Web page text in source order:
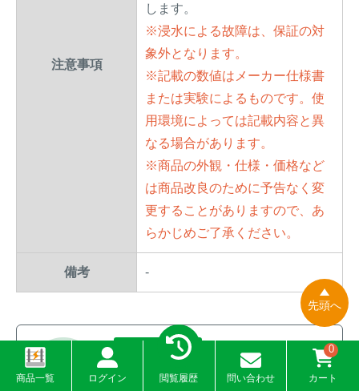
注意事項
します。
※浸水による故障は、保証の対
象外となります。
※記載の数値はメーカー仕様書
または実験によるものです。使
用環境によっては記載内容と異
なる場合があります。
※商品の外観・仕様・価格など
は商品改良のために予告なく変
更することがありますので、あ
らかじめご了承ください。
備考 -
非通信モデル
機能・性能を比較できる便利な一覧表
トレイルカメラ比較表
商品一覧 ログイン 閲覧履歴 問い合わせ
0
カート
先頭へ